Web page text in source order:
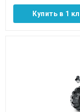
Купить в 1